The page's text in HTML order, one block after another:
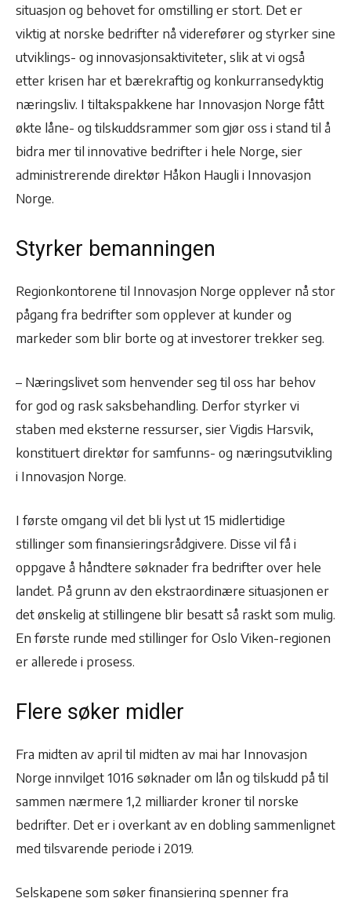
situasjon og behovet for omstilling er stort. Det er
viktig at norske bedrifter nå viderefører og styrker sine
utviklings- og innovasjonsaktiviteter, slik at vi også
etter krisen har et bærekraftig og konkurransedyktig
næringsliv. I tiltakspakkene har Innovasjon Norge fått
økte låne- og tilskuddsrammer som gjør oss i stand til å
bidra mer til innovative bedrifter i hele Norge, sier
administrerende direktør Håkon Haugli i Innovasjon
Norge.
Styrker bemanningen
Regionkontorene til Innovasjon Norge opplever nå stor
pågang fra bedrifter som opplever at kunder og
markeder som blir borte og at investorer trekker seg.
– Næringslivet som henvender seg til oss har behov
for god og rask saksbehandling. Derfor styrker vi
staben med eksterne ressurser, sier Vigdis Harsvik,
konstituert direktør for samfunns- og næringsutvikling
i Innovasjon Norge.
I første omgang vil det bli lyst ut 15 midlertidige
stillinger som finansieringsrådgivere. Disse vil få i
oppgave å håndtere søknader fra bedrifter over hele
landet. På grunn av den ekstraordinære situasjonen er
det ønskelig at stillingene blir besatt så raskt som mulig.
En første runde med stillinger for Oslo Viken-regionen
er allerede i prosess.
Flere søker midler
Fra midten av april til midten av mai har Innovasjon
Norge innvilget 1016 søknader om lån og tilskudd på til
sammen nærmere 1,2 milliarder kroner til norske
bedrifter. Det er i overkant av en dobling sammenlignet
med tilsvarende periode i 2019.
Selskapene som søker finansiering spenner fra